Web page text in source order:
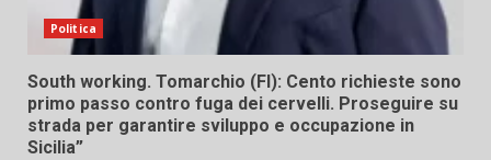
Politica
South working. Tomarchio (FI): Cento richieste sono
primo passo contro fuga dei cervelli. Proseguire su
strada per garantire sviluppo e occupazione in
Sicilia”